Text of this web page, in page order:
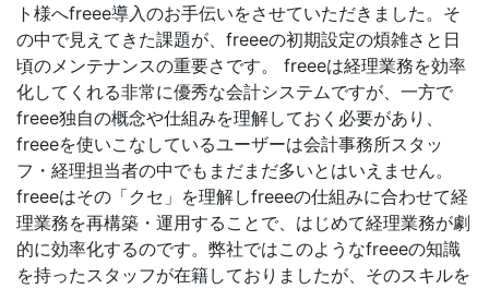
ト様へfreee導入のお手伝いをさせていただきました。そ
の中で見えてきた課題が、freeeの初期設定の煩雑さと日
頃のメンテナンスの重要さです。
freeeは経理業務を効率
化してくれる非常に優秀な会計システムですが、一方で
freee独自の概念や仕組みを理解しておく必要があり、
freeeを使いこなしているユーザーは会計事務所スタッ
フ・経理担当者の中でもまだまだ多いとはいえません。
freeeはその「クセ」を理解しfreeeの仕組みに合わせて経
理業務を再構築・運用することで、はじめて経理業務が劇
的に効率化するのです。弊社ではこのようなfreeeの知識
を持ったスタッフが在籍しておりましたが、そのスキルを